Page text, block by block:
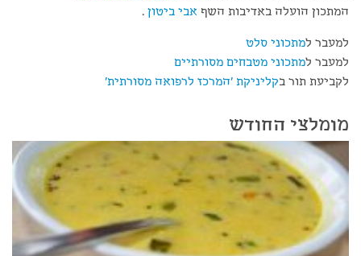
המתכון הועלה באדיבות השף אבי ביטון .
למעבר למתכוני סלט
למעבר למתכוני מטבחים מסורתיים
לקביעת תור בקליניקת 'המרכז לרפואה מסורתית'
מומלצי החודש